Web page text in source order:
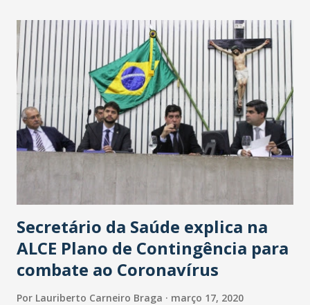
Secretário da Saúde explica na
ALCE Plano de Contingência para
combate ao Coronavírus
Por Lauriberto Carneiro Braga março 17, 2020